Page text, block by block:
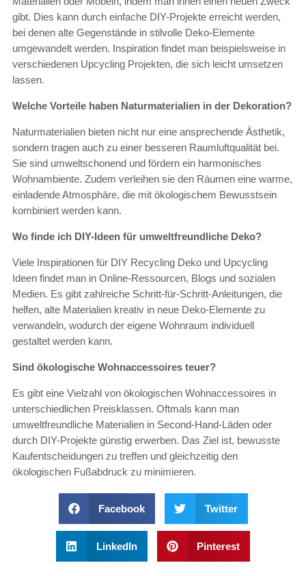
gibt. Dies kann durch einfache DIY-Projekte erreicht werden,
bei denen alte Gegenstände in stilvolle Deko-Elemente
umgewandelt werden. Inspiration findet man beispielsweise in
verschiedenen Upcycling Projekten, die sich leicht umsetzen
lassen.
Welche Vorteile haben Naturmaterialien in der Dekoration?
Naturmaterialien bieten nicht nur eine ansprechende Ästhetik,
sondern tragen auch zu einer besseren Raumluftqualität bei.
Sie sind umweltschonend und fördern ein harmonisches
Wohnambiente. Zudem verleihen sie den Räumen eine warme,
einladende Atmosphäre, die mit ökologischem Bewusstsein
kombiniert werden kann.
Wo finde ich DIY-Ideen für umweltfreundliche Deko?
Viele Inspirationen für DIY Recycling Deko und Upcycling
Ideen findet man in Online-Ressourcen, Blogs und sozialen
Medien. Es gibt zahlreiche Schritt-für-Schritt-Anleitungen, die
helfen, alte Materialien kreativ in neue Deko-Elemente zu
verwandeln, wodurch der eigene Wohnraum individuell
gestaltet werden kann.
Sind ökologische Wohnaccessoires teuer?
Es gibt eine Vielzahl von ökologischen Wohnaccessoires in
unterschiedlichen Preisklassen. Oftmals kann man
umweltfreundliche Materialien in Second-Hand-Läden oder
durch DIY-Projekte günstig erwerben. Das Ziel ist, bewusste
Kaufentscheidungen zu treffen und gleichzeitig den
ökologischen Fußabdruck zu minimieren.
Facebook Twitter
LinkedIn Pinterest